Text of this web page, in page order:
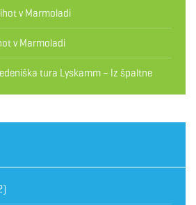
v Marmoladi
v Marmoladi
tura Lyskamm – Iz špaltne